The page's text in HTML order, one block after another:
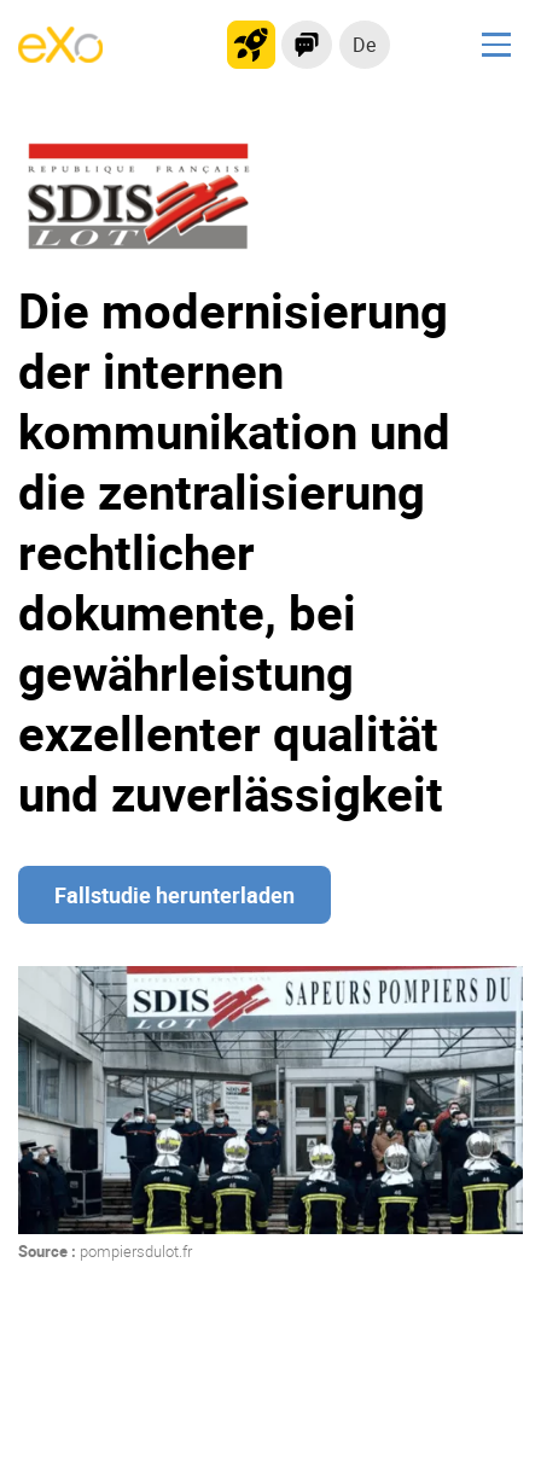
De
kollaborationsplattform
Soziales Netzwerk
Wissensmanagement
Produkt
Plattform-Übersicht
Warum eXo
Internationalisierung
Mobil
Integrationen
Kontrollierte KI
Über uns
Karriere
Ressourcen-Center
Blog
Kontakt
Testen Sie eXo
Die modernisierung
der internen
kommunikation und
die zentralisierung
rechtlicher
dokumente, bei
gewährleistung
exzellenter qualität
und zuverlässigkeit
Fallstudie herunterladen
Source : pompiersdulot.fr